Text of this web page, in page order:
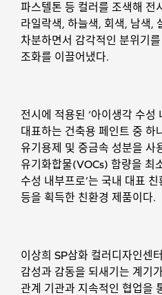
파스텔톤 등 컬러를 조색해 전
라일락색, 하늘색, 회색, 남색,
차분하면서 감각적인 분위기
조화를 이끌어냈다.
전시에 적용된 ‘아이생각 수성
대표하는 건축용 페인트 중 하
유기용제 및 중금속 성분을 사
유기화합물(VOCs) 함량을 최
수성 내부프로’는 국내 대표
등을 획득한 친환경 제품이다.
이상희 SP삼화 컬러디자인센
감성과 감동을 되새기는 계기
관계 기관과 지속적인 협업을